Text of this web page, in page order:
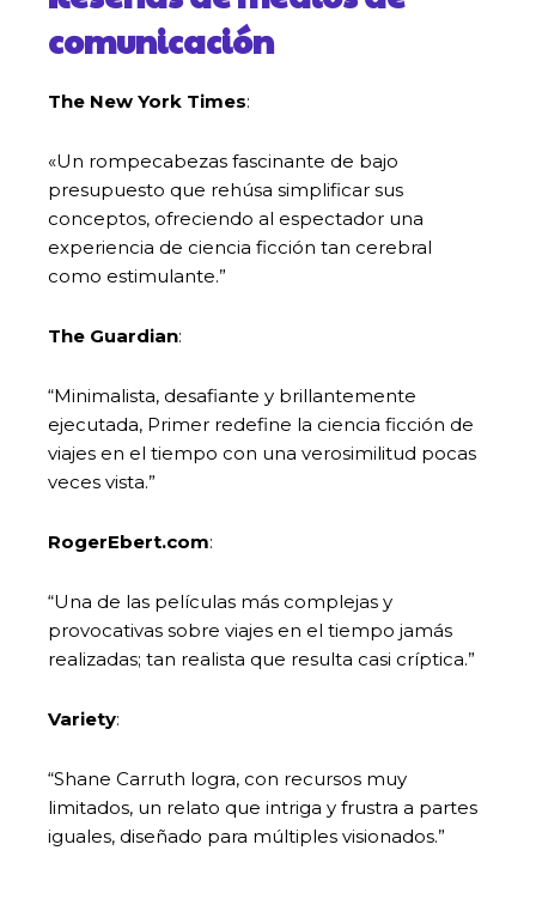
comunicación
The New York Times:
«Un rompecabezas fascinante de bajo
presupuesto que rehúsa simplificar sus
conceptos, ofreciendo al espectador una
experiencia de ciencia ficción tan cerebral
como estimulante.”
The Guardian:
“Minimalista, desafiante y brillantemente
ejecutada, Primer redefine la ciencia ficción de
viajes en el tiempo con una verosimilitud pocas
veces vista.”
RogerEbert.com:
“Una de las películas más complejas y
provocativas sobre viajes en el tiempo jamás
realizadas; tan realista que resulta casi críptica.”
Variety:
“Shane Carruth logra, con recursos muy
limitados, un relato que intriga y frustra a partes
iguales, diseñado para múltiples visionados.”